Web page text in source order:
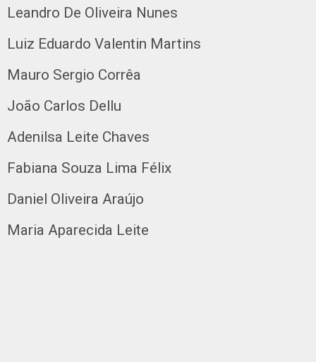
Leandro De Oliveira Nunes
Luiz Eduardo Valentin Martins
Mauro Sergio Corrêa
João Carlos Dellu
Adenilsa Leite Chaves
Fabiana Souza Lima Félix
Daniel Oliveira Araújo
Maria Aparecida Leite